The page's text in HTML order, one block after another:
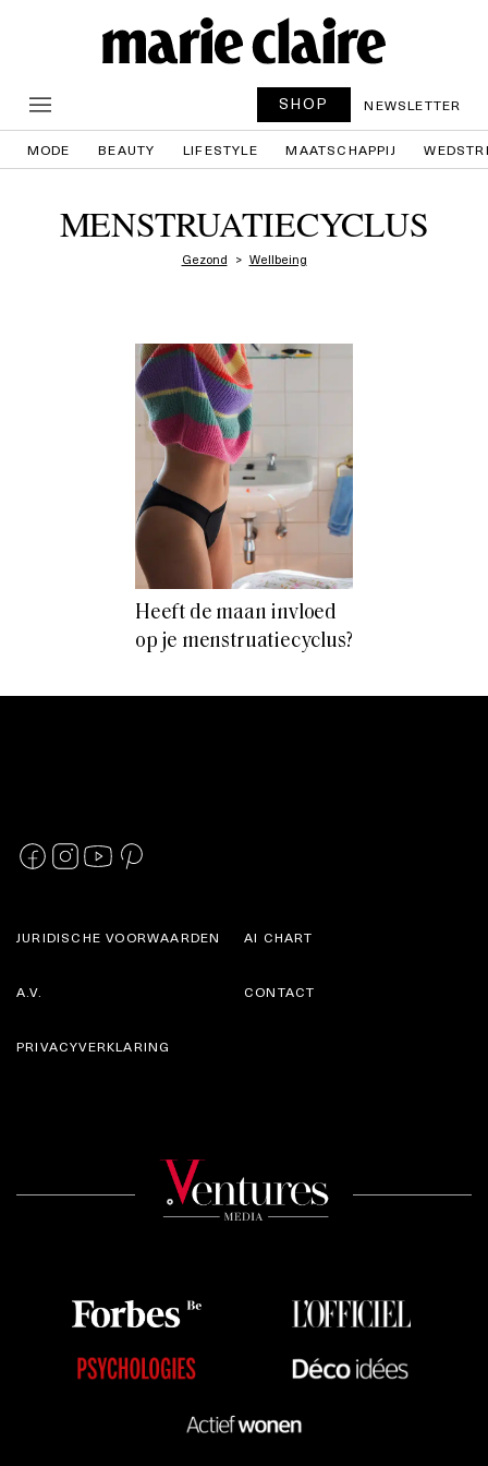
SHOP NEWSLETTER
MODE BEAUTY LIFESTYLE MAATSCHAPPIJ
MENSTRUATIECYCLUS
Gezond Wellbeing
Heeft de maan invloed
op je menstruatiecyclus?
JURIDISCHE VOORWAARDEN
A.V.
AI CHART
CONTACT
PRIVACYVERKLARING